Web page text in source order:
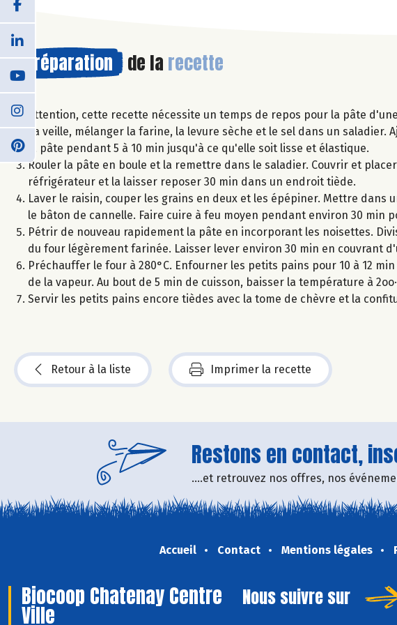
Préparation de la recette
Attention, cette recette nécessite un temps de repos pour la pâte
La veille, mélanger la farine, la levure sèche et le sel dans un
la pâte pendant 5 à 10 min jusqu'à ce qu'elle soit lisse et élastique.
Rouler la pâte en boule et la remettre dans le saladier. Couvrir et
réfrigérateur et la laisser reposer 30 min dans un endroit tiède.
Laver le raisin, couper les grains en deux et les épépiner. Mettre dans
le bâton de cannelle. Faire cuire à feu moyen pendant environ 30 min
Pétrir de nouveau rapidement la pâte en incorporant les noisettes.
du four légèrement farinée. Laisser lever environ 30 min en couvrant
Préchauffer le four à 280°C. Enfourner les petits pains pour 10 à 12
de la vapeur. Au bout de 5 min de cuisson, baisser la température à
Servir les petits pains encore tièdes avec la tome de chèvre et la
Retour à la liste Imprimer la recette
Restons en contact,
....et retrouvez nos offres, nos
Accueil Contact Mentions légales
Biocoop Chatenay Centre
Ville
Nous suivre sur